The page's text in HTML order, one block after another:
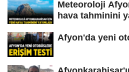
Meteoroloji
hava tahminini
Afyon'da yeni